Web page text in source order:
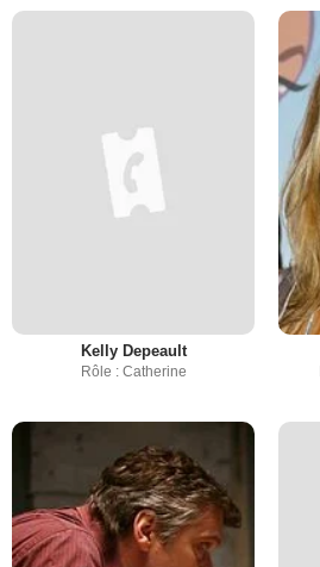
Kelly Depeault
Rôle : Catherine